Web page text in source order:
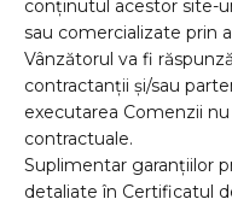
conținutul acestor site-
sau comercializate prin
Vânzătorul va fi
contractanții și/sau
executarea Comenzii
contractuale.
Suplimentar garanțiilor
detaliate în Certificatul